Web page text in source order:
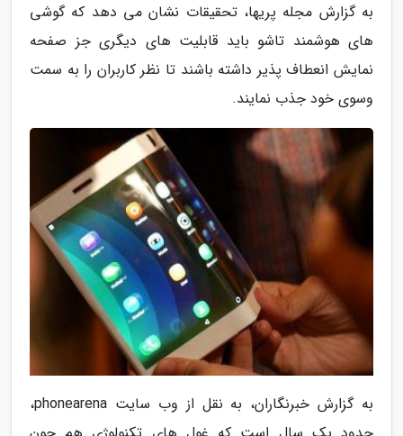
به گزارش مجله پریها، تحقیقات نشان می دهد که گوشی
های هوشمند تاشو باید قابلیت های دیگری جز صفحه
نمایش انعطاف پذیر داشته باشند تا نظر کاربران را به سمت
وسوی خود جذب نمایند.
به گزارش خبرنگاران، به نقل از وب سایت phonearena،